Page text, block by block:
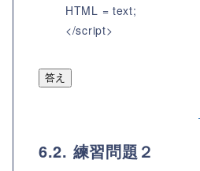
HTML = text;
</script>
答え
6.2. 練習問題２